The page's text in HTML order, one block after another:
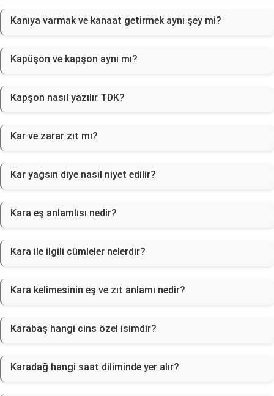
Kanıya varmak ve kanaat getirmek aynı şey mi?
Kapüşon ve kapşon aynı mı?
Kapşon nasıl yazılır TDK?
Kar ve zarar zıt mı?
Kar yağsın diye nasıl niyet edilir?
Kara eş anlamlısı nedir?
Kara ile ilgili cümleler nelerdir?
Kara kelimesinin eş ve zıt anlamı nedir?
Karabaş hangi cins özel isimdir?
Karadağ hangi saat diliminde yer alır?